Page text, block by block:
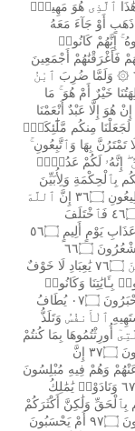
ٱلَّذِى هُوَ مَهِينٌۭ
ذَهَبٍ أَوْ جَآءَ مَعَهُ
إِنَّهُمْ كَانُوا۟
فَأَغْرَقْنَٰهُمْ
أَجْمَعِينَ
۞ وَلَمَّا ضُرِبَ ٱبْنُ
خَيْرٌ أَمْ هُوَ
مَا
إِنْ هُوَ إِلَّا عَبْدٌ أَنْعَمْنَا
لَجَعَلْنَا مِنكُم مَّلَٰٓئِكَةًۭ
تَمْتَرُنَّ بِهَا وَٱتَّبِعُونِ
إِنَّهُۥ لَكُمْ عَدُوٌّۭ
بِٱلْحِكْمَةِ وَلِأُبَيِّنَ
٣٦۝ إِنَّ ٱللَّهَ
فَٱخْتَلَفَ
عَذَابِ يَوْمٍ أَلِيمٍ ٥٦۝
٦٦۝
٧٦۝ يَٰعِبَادِ لَا خَوْفٌ
بِـَٔايَٰتِنَا وَكَانُوا۟
٠٧۝ يُطَافُ
ٱلْأَنفُسُ وَتَلَذُّ
أُورِثْتُمُوهَا بِمَا كُنتُمْ
٣٧۝ إِنَّ
وَهُمْ فِيهِ مُبْلِسُونَ
وَنَادَوْا۟ يَٰمَٰلِكُ
بِٱلْحَقِّ وَلَٰكِنَّ أَكْثَرَكُمْ
٩٧۝ أَمْ يَحْسَبُونَ